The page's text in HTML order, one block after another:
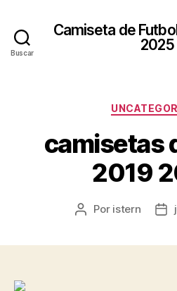
Buscar
Camiseta de
2025
camisetas
2019
Autor
Por istern